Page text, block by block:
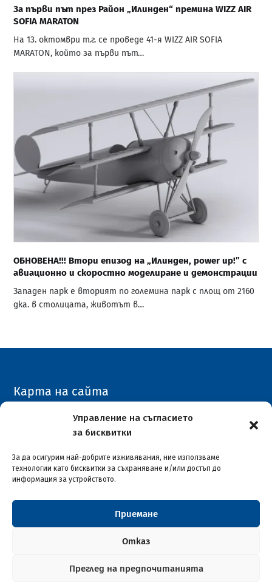
Управление на съгласието
за бисквитки
За да осигурим най-добрите изживявания, ние използваме
технологии като бисквитки за съхраняване и/или достъп до
информация за устройството.
Приемане
Отказ
Преглед на предпочитанията
За първи път през Район „Илинден“ премина WIZZ AIR
SOFIA MARATON
На 13. октомври т.г. се проведе 41-я WIZZ AIR SOFIA
MARATON, който за първи път…
ОБНОВЕНА!!! Втори епизод на „Илинден, power up!” с
авиационно и скоростно моделиране и демонстрации
Западен парк е вторият по големина парк с площ от 2160
дка. в столицата, животът в…
Карта на сайта
Архивен сайт
Столична община район "Илинден"© 2026
Софтуерна разработка и поддръжка от ASAP